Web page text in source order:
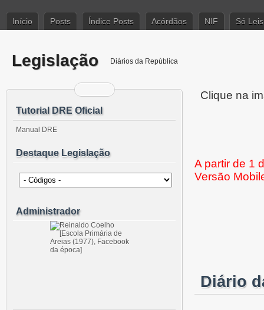
Início Posts Índice Posts Acórdãos NIF Só Leis
Legislação Diários da República
Clique na
A partir de 1
Versão
Diário
Tutorial DRE Oficial
Manual DRE
Destaque Legislação
Administrador